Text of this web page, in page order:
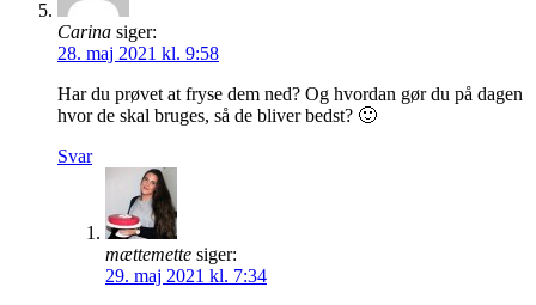
Carina siger:
28. maj 2021 kl. 9:58
Har du prøvet at fryse dem ned? Og hvordan gør du på dagen
hvor de skal bruges, så de bliver bedst? 🙂
Svar
mættemette siger:
29. maj 2021 kl. 7:34